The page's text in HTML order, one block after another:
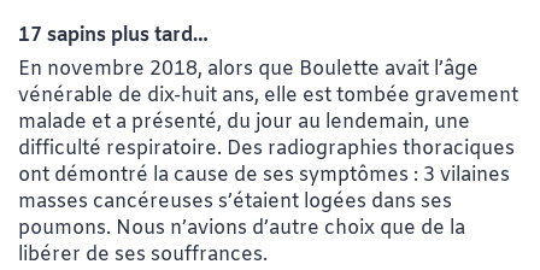
17 sapins plus tard…
En novembre 2018, alors que Boulette avait l’âge
vénérable de dix-huit ans, elle est tombée gravement
malade et a présenté, du jour au lendemain, une
difficulté respiratoire. Des radiographies thoraciques
ont démontré la cause de ses symptômes : 3 vilaines
masses cancéreuses s’étaient logées dans ses
poumons. Nous n’avions d’autre choix que de la
libérer de ses souffrances.